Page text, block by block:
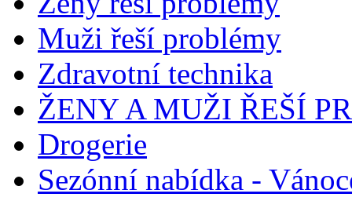
Muži řeší problémy
Zdravotní technika
ŽENY A MUŽI ŘEŠÍ
Drogerie
Sezónní nabídka -